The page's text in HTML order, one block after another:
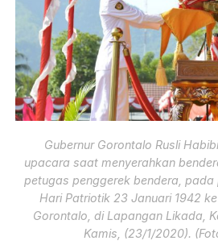
Gubernur Gorontalo Rusli
upacara saat menyerahkan
petugas penggerek bendera,
Hari Patriotik 23 Januari 1942
Gorontalo, di Lapangan Likada,
Kamis, (23/1/2020).